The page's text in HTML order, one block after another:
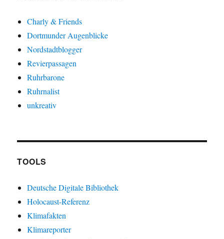
Charly & Friends
Dortmunder Augenblicke
Nordstadtblogger
Revierpassagen
Ruhrbarone
Ruhrnalist
unkreativ
TOOLS
Deutsche Digitale Bibliothek
Holocaust-Referenz
Klimafakten
Klimareporter